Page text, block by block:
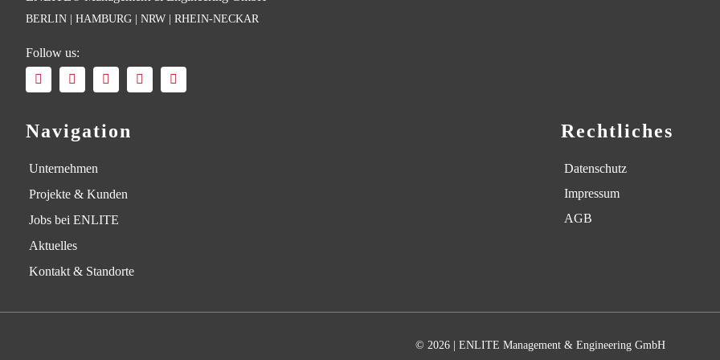
BERLIN | HAMBURG | NRW | RHEIN-NECKAR
Follow us:
Navigation
Unternehmen
Projekte & Kunden
Jobs bei ENLITE
Aktuelles
Kontakt & Standorte
Rechtliches
Datenschutz
Impressum
AGB
© 2026 | ENLITE Management & Engineering GmbH